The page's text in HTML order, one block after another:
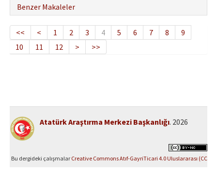
Benzer Makaleler
<< < 1 2 3 4 5 6 7 8
9
10
11 12 > >>
Atatürk Araştırma Merkezi Başkanlığı. 2026
Bu dergideki çalışmalar Creative Commons Atıf-GayriTicari 4.0 Uluslararası (CC